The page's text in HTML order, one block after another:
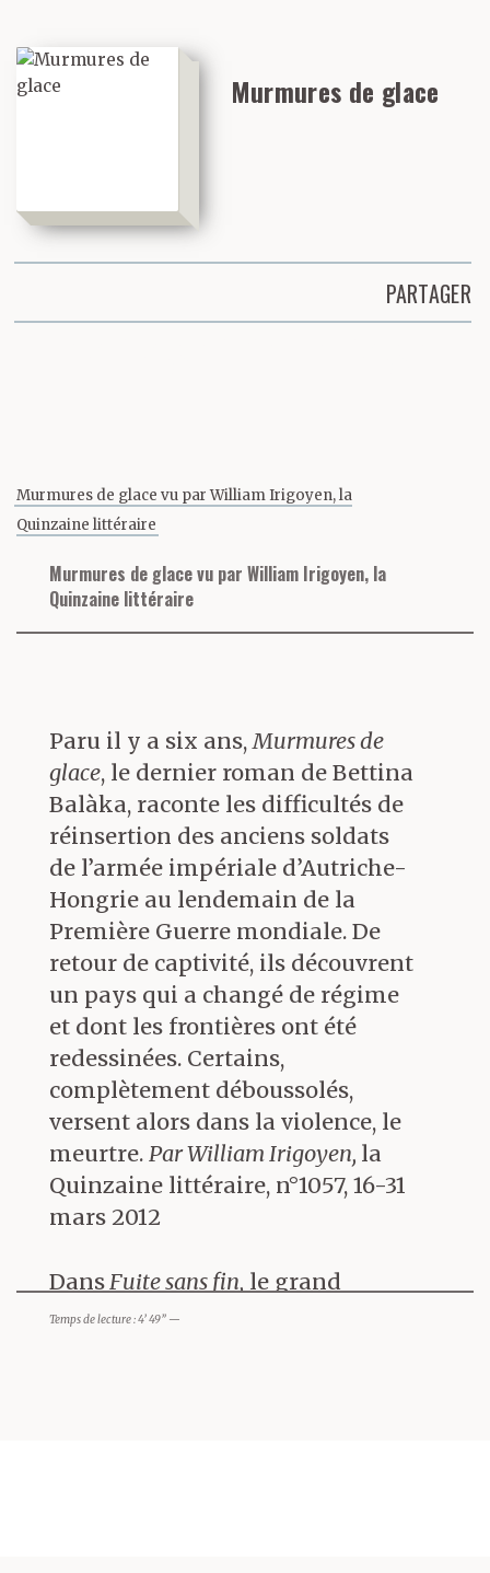
Murmures de glace
PARTAGER
Murmures de glace vu par William Irigoyen, la
Quinzaine littéraire
Murmures de glace vu par William Irigoyen, la
Quinzaine littéraire
Paru il y a six ans,Murmures de
glace, le dernier roman de Bettina
Balàka, raconte les difficultés de
réinsertion des anciens soldats
de l’armée impériale d’Autriche-
Hongrie au lendemain de la
Première Guerre mondiale. De
retour de captivité, ils découvrent
un pays qui a changé de régime
et dont les frontières ont été
redessinées. Certains,
complètement déboussolés,
versent alors dans la violence, le
meurtre. Par William Irigoyen, la
Quinzaine littéraire, n°1057, 16-31
mars 2012
DansFuite sans fin, le grand
écrivain autrichien Joseph Roth
Temps de lecture : 4’ 49” —